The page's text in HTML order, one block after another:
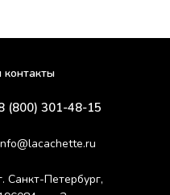
(800) 301-48-15
Санкт-Петербург,